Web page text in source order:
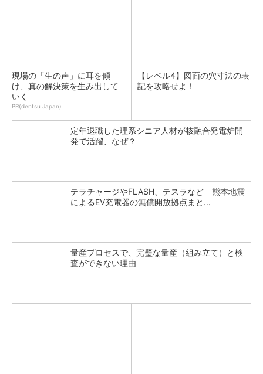
現場の「生の声」に耳を傾
け、真の解決策を生み出して
いく
PR(dentsu Japan)
【レベル4】図面の穴寸法の表
記を攻略せよ！
定年退職した理系シニア人材が核融合発電炉開
発で活躍、なぜ？
テラチャージやFLASH、テスラなど 熊本地震
によるEV充電器の無償開放拠点まと...
量産プロセスで、完璧な量産（組み立て）と検
査ができない理由